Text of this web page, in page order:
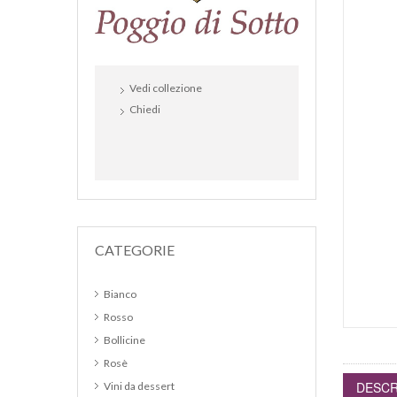
Vedi collezione
Chiedi
CATEGORIE
Bianco
Rosso
Bollicine
Rosè
Vini da dessert